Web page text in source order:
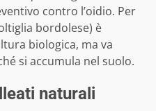
contro l’oidio. Per
bordolese) è
biologica, ma va
si accumula nel suolo.
naturali